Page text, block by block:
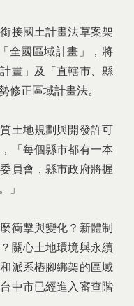
接國土計畫法草案架
全國區域計畫」，將
畫」及「直轄市、縣
修正區域計畫法。
土地規劃與開發許可
「每個縣市都有一本
員會，縣市政府將握
」
衝擊與變化？新體制
關心土地環境與永續
派系樁腳綁架的區域
中市已經進入審查階